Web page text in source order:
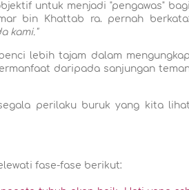
untuk menjadi "pengawas" bagi
bin Khattab ra. pernah berkata:
kami."
lebih tajam dalam mengungkap
daripada sanjungan
perilaku buruk yang kita lihat
fase-fase berikut: